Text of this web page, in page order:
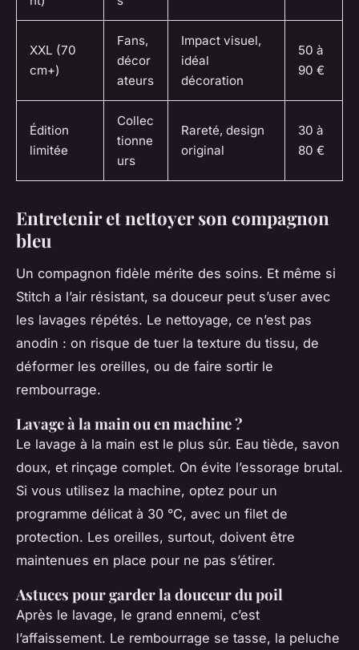
XXL (70
cm+)
Fans,
décor
ateurs
Impact visuel,
idéal
décoration
50 à
90 €
Édition
limitée
Collec
tionne
urs
Rareté, design
original
30 à
80 €
Entretenir et nettoyer son compagnon
bleu
Un compagnon fidèle mérite des soins. Et même si
Stitch a l’air résistant, sa douceur peut s’user avec
les lavages répétés. Le nettoyage, ce n’est pas
anodin : on risque de tuer la texture du tissu, de
déformer les oreilles, ou de faire sortir le
rembourrage.
Lavage à la main ou en machine ?
Le lavage à la main est le plus sûr. Eau tiède, savon
doux, et rinçage complet. On évite l’essorage brutal.
Si vous utilisez la machine, optez pour un
programme délicat à 30 °C, avec un filet de
protection. Les oreilles, surtout, doivent être
maintenues en place pour ne pas s’étirer.
Astuces pour garder la douceur du poil
Après le lavage, le grand ennemi, c’est
l’affaissement. Le rembourrage se tasse, la peluche